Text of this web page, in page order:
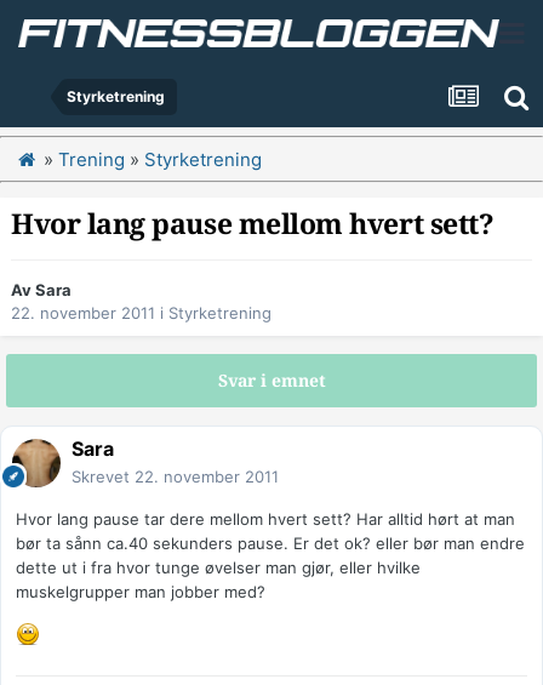
Styrketrening
» Trening » Styrketrening
Hvor lang pause mellom hvert sett?
AvSara
22. november 2011 i Styrketrening
Svar i emnet
Sara
Skrevet 22. november 2011
Hvor lang pause tar dere mellom hvert sett? Har alltid hørt at man
bør ta sånn ca.40 sekunders pause. Er det ok? eller bør man endre
dette ut i fra hvor tunge øvelser man gjør, eller hvilke
muskelgrupper man jobber med?